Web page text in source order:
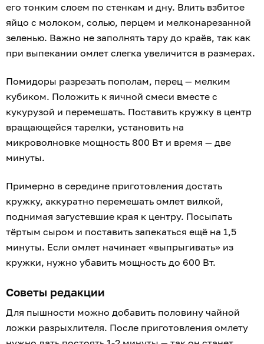
его тонким слоем по стенкам и дну. Влить взбитое
яйцо с молоком, солью, перцем и мелконарезанной
зеленью. Важно не заполнять тару до краёв, так как
при выпекании омлет слегка увеличится в размерах.
Помидоры разрезать пополам, перец — мелким
кубиком. Положить к яичной смеси вместе с
кукурузой и перемешать. Поставить кружку в центр
вращающейся тарелки, установить на
микроволновке мощность 800 Вт и время — две
минуты.
Примерно в середине приготовления достать
кружку, аккуратно перемешать омлет вилкой,
поднимая загустевшие края к центру. Посыпать
тёртым сыром и поставить запекаться ещё на 1,5
минуты. Если омлет начинает «выпрыгивать» из
кружки, нужно убавить мощность до 600 Вт.
Советы редакции
Для пышности можно добавить половину чайной
ложки разрыхлителя. После приготовления омлету